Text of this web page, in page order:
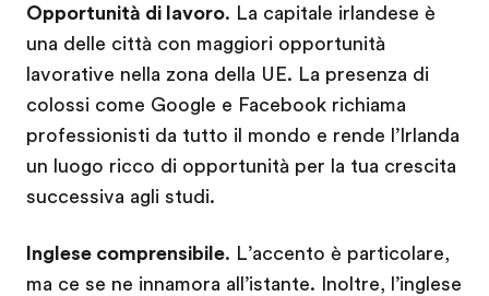
Opportunità di lavoro. La capitale irlandese è
una delle città con maggiori opportunità
lavorative nella zona della UE. La presenza di
colossi come Google e Facebook richiama
professionisti da tutto il mondo e rende l’Irlanda
un luogo ricco di opportunità per la tua crescita
successiva agli studi.
Inglese comprensibile. L’accento è particolare,
ma ce se ne innamora all’istante. Inoltre, l’inglese